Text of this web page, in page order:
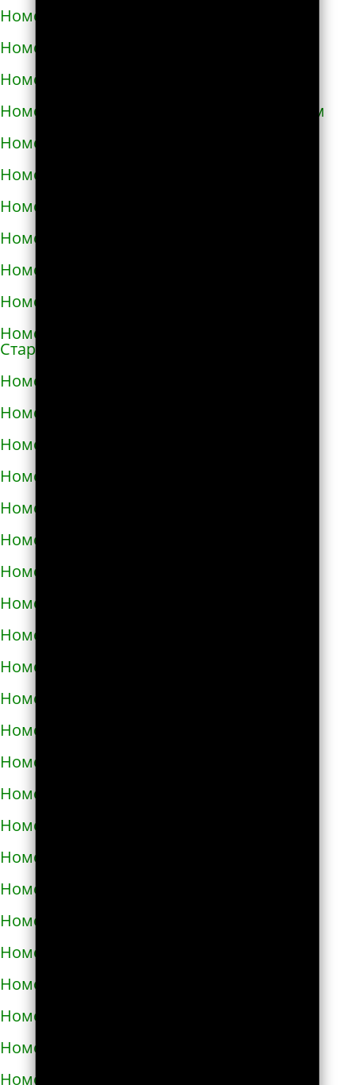
Номера телефонов такси в Сквире
Номера телефонов такси в Славуте
Номера телефонов такси в Славутиче
Номера телефонов такси в Слобожанском
Номера телефонов такси в Смеле
Номера телефонов такси в Снигирёвке
Номера телефонов такси в Снятыне
Номера телефонов такси в Сокале
Номера телефонов такси в Солоницевке
Номера телефонов такси в Сосновке
Номера телефонов такси в
Староконстантинове
Номера телефонов такси в Стебнике
Номера телефонов такси в Стрые
Номера телефонов такси в Сумах
Номера телефонов такси в Таврийске
Номера телефонов такси в Тальном
Номера телефонов такси в Тараще
Номера телефонов такси в Татарбунарах
Номера телефонов такси в Теплодаре
Номера телефонов такси в Теребовле
Номера телефонов такси в Терновке
Номера телефонов такси в Тернополе
Номера телефонов такси в Токмаке
Номера телефонов такси в Тростянце
Номера телефонов такси в Трускавце
Номера телефонов такси в Тульчине
Номера телефонов такси в Ужгороде
Номера телефонов такси в Узине
Номера телефонов такси в Украинке
Номера телефонов такси в Умани
Номера телефонов такси в Фастове
Номера телефонов такси в Харькове
Номера телефонов такси в Херсоне
Номера телефонов такси в Хмельнике